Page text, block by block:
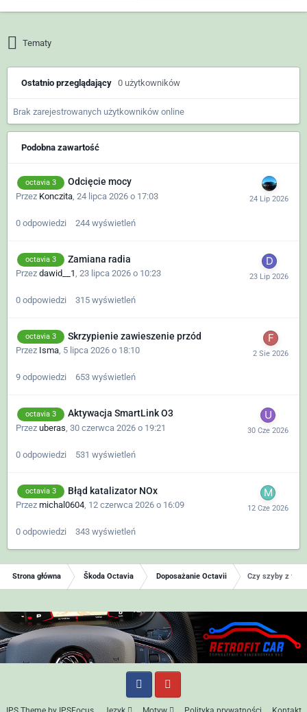
Tematy
Ostatnio przeglądający 0 użytkowników
Brak zarejestrowanych użytkowników online
Podobna zawartość
octavia 3 Odcięcie mocy
Przez Konczita 24 lipca 2026 o 17:03
0 odpowiedzi 244 wyświetleń
octavia 3 Zamiana radia
Przez dawid__1, 23 lipca 2026 o 10:23
0 odpowiedzi 315 wyświetleń
octavia 3 Skrzypienie zawieszenie przód
Przez Isma, 5 lipca 2026 o 18:10
9 odpowiedzi 653 wyświetleń
octavia 3 Aktywacja SmartLink O3
Przez uberas 30 czerwca 2026 o 19:21
0 odpowiedzi 531 wyświetleń
octavia 3 Błąd katalizator NOx
Przez michal0604, 12 czerwca 2026 o 16:09
0 odpowiedzi 343 wyświetleń
Strona główna Škoda Octavia Doposażanie Octavii Czy szyby z full